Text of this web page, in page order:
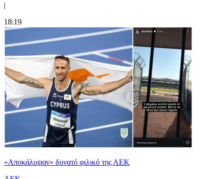
|
18:19
«Αποκάλυψαν» δυνατό φιλικό της ΑΕΚ